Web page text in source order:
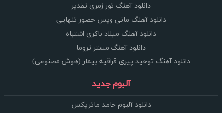
دانلود آهنگ تور زمری تقدیر
دانلود آهنگ مانی ویس حضور تنهایی
دانلود آهنگ میلاد باکری اشتباه
دانلود آهنگ مستر تروما
دانلود آهنگ توحید پیری قراقیه بیمار (هوش مصنوعی)
آلبوم جدید
دانلود آلبوم حامد ماتریکس